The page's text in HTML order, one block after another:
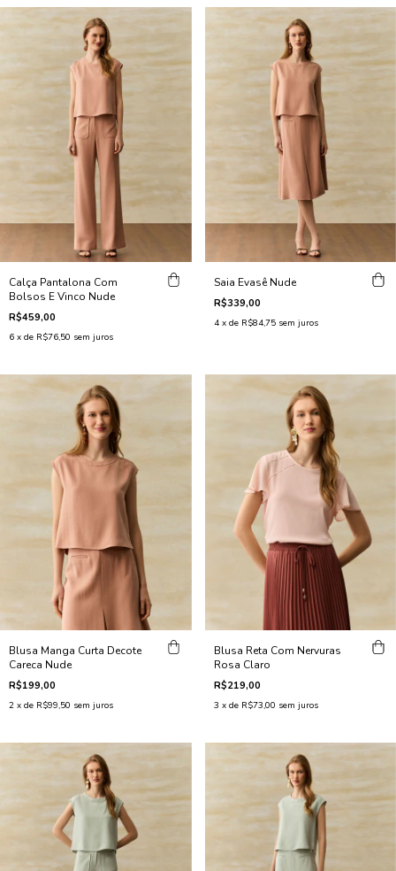
Calça Pantalona Com
Bolsos E Vinco Nude
R$459,00
6 x de R$76,50 sem juros
Saia Evasê Nude
R$339,00
4 x de R$84,75 sem juros
Blusa Manga Curta Decote
Careca Nude
R$199,00
2 x de R$99,50 sem juros
Blusa Reta Com Nervuras
Rosa Claro
R$219,00
3 x de R$73,00 sem juros